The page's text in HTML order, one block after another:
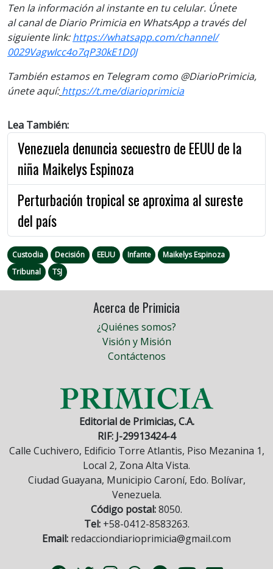
Ten la información al instante en tu celular. Únete
alcanalde Diario Primicia en WhatsApp a través del
siguientelink:https://whatsapp.com/channel/
0029VagwIcc4o7qP30kE1D0J
También estamos en Telegram como @DiarioPrimicia,
únete aquí: https://t.me/diarioprimicia
Lea También:
Venezuela denuncia secuestro de EEUU de la
niña Maikelys Espinoza
Perturbación tropical se aproxima al sureste
del país
Custodia Decisión EEUU Infante
Maikelys Espinoza
Tribunal
TSJ
Acerca de Primicia
¿Quiénes somos?
Visión y Misión
Contáctenos
Editorial de Primicias, C.A.
RIF: J-29913424-4
Calle Cuchivero, Edificio Torre Atlantis, Piso Mezanina 1,
Local 2, Zona Alta Vista.
Ciudad Guayana, Municipio Caroní, Edo. Bolívar,
Venezuela.
Código postal:8050.
Tel:+58-0412-8583263.
Email: redacciondiarioprimicia@gmail.com